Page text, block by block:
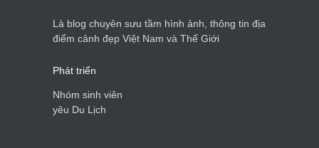
du lịch quốc gia
Cảnh đẹp Việt Nam 24/04/2020
Là blog chuyên sưu tầm hình ảnh, thông tin địa
điểm cảnh đẹp Việt Nam và Thế Giới
Phát triển
Nhóm sinh viên
yêu Du Lịch